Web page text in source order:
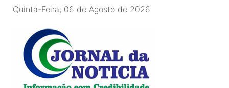
Quinta-Feira, 06 de Agosto de 2026